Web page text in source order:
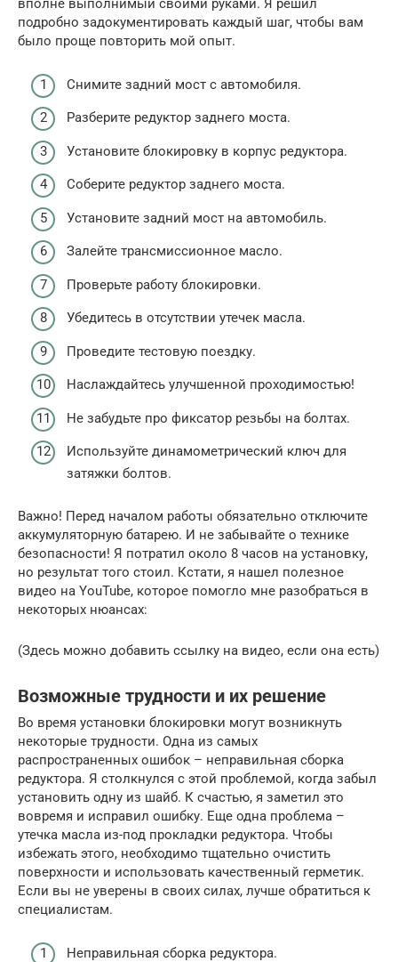
вполне выполнимый своими руками. Я решил
подробно задокументировать каждый шаг, чтобы вам
было проще повторить мой опыт.
Снимите задний мост с автомобиля.
Разберите редуктор заднего моста.
Установите блокировку в корпус редуктора.
Соберите редуктор заднего моста.
Установите задний мост на автомобиль.
Залейте трансмиссионное масло.
Проверьте работу блокировки.
Убедитесь в отсутствии утечек масла.
Проведите тестовую поездку.
Наслаждайтесь улучшенной проходимостью!
Не забудьте про фиксатор резьбы на болтах.
Используйте динамометрический ключ для
затяжки болтов.
Важно! Перед началом работы обязательно отключите
аккумуляторную батарею. И не забывайте о технике
безопасности! Я потратил около 8 часов на установку,
но результат того стоил. Кстати, я нашел полезное
видео на YouTube, которое помогло мне разобраться в
некоторых нюансах:
(Здесь можно добавить ссылку на видео, если она есть)
Возможные трудности и их решение
Во время установки блокировки могут возникнуть
некоторые трудности. Одна из самых
распространенных ошибок – неправильная сборка
редуктора. Я столкнулся с этой проблемой, когда забыл
установить одну из шайб. К счастью, я заметил это
вовремя и исправил ошибку. Еще одна проблема –
утечка масла из-под прокладки редуктора. Чтобы
избежать этого, необходимо тщательно очистить
поверхности и использовать качественный герметик.
Если вы не уверены в своих силах, лучше обратиться к
специалистам.
Неправильная сборка редуктора.